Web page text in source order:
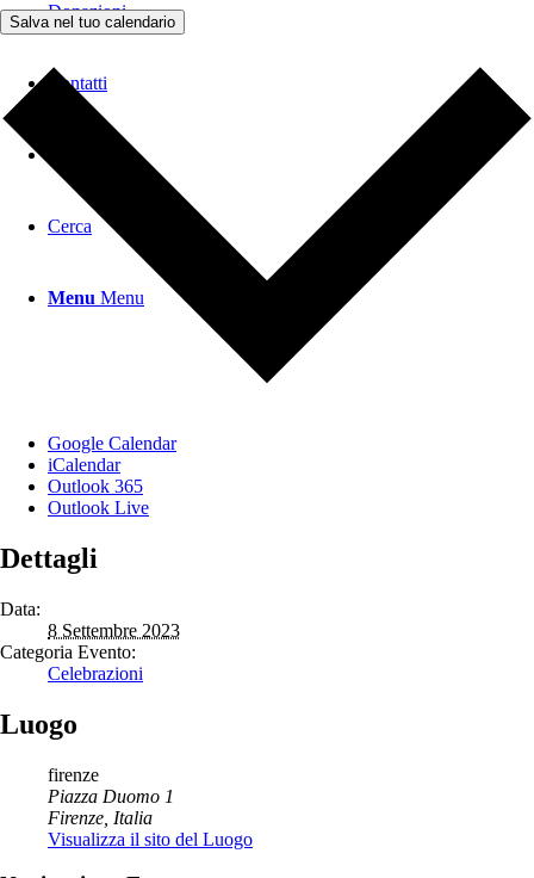
Donazioni
Contatti
Cerca
Menu Menu
Salva nel tuo calendario
Google Calendar
iCalendar
Outlook 365
Outlook Live
Dettagli
Data:
8 Settembre 2023
Categoria Evento:
Celebrazioni
Luogo
firenze
Piazza Duomo 1
Firenze Italia
Visualizza il sito del Luogo